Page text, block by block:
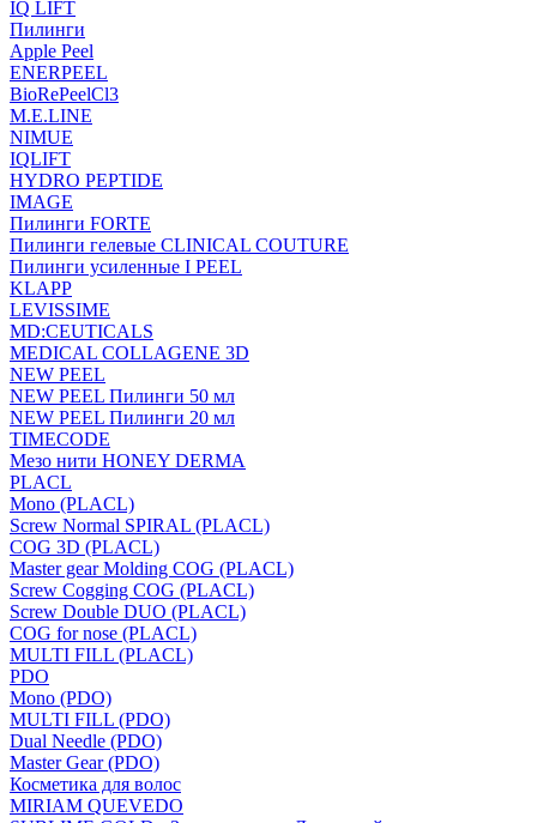
IQ LIFT
Пилинги
Apple Peel
ENERPEEL
BioRePeelCl3
M.E.LINE
NIMUE
IQLIFT
HYDRO PEPTIDE
IMAGE
Пилинги FORTE
Пилинги гелевые CLINICAL COUTURE
Пилинги усиленные I PEEL
KLAPP
LEVISSIME
MD:CEUTICALS
MEDICAL COLLAGENE 3D
NEW PEEL
NEW PEEL Пилинги 50 мл
NEW PEEL Пилинги 20 мл
TIMECODE
Мезо нити HONEY DERMA
PLACL
Mono (PLACL)
Screw Normal SPIRAL (PLACL)
COG 3D (PLACL)
Master gear Molding COG (PLACL)
Screw Cogging COG (PLACL)
Screw Double DUO (PLACL)
COG for nose (PLACL)
MULTI FILL (PLACL)
PDO
Mono (PDO)
MULTI FILL (PDO)
Dual Needle (PDO)
Master Gear (PDO)
Косметика для волос
MIRIAM QUEVEDO